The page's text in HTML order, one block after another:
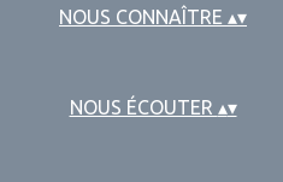
NOUS CONNAÎTRE ▴▾
NOUS ÉCOUTER ▴▾